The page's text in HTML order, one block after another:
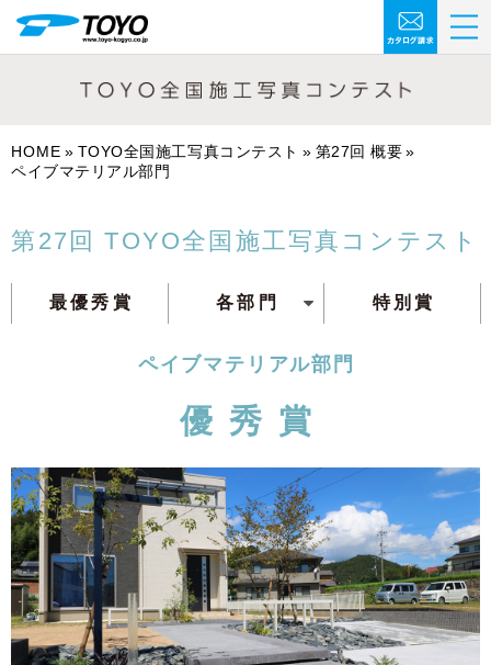
HOME TOYO全国施工写真コンテスト
第27回 概要
ペイブマテリアル部門
第27回 TOYO全国施工写真コンテスト
最優秀賞 各部門 特別賞
ペイブマテリアル部門
優秀賞